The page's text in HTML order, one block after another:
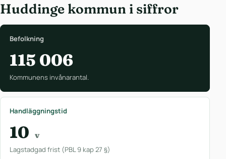
Huddinge kommun i siffror
Befolkning
115 006
Kommunens invånarantal.
Handläggningstid
10 v
Lagstadgad frist (PBL 9 kap 27 §)